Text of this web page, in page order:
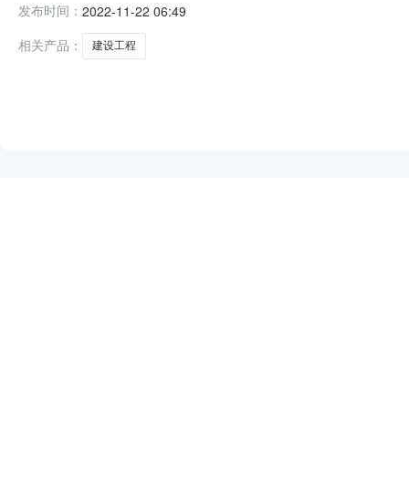
间:MonNov2108:53:29CST2022,投标人名称:泰源工程
发布时间： 2022-11-22 06:49
相关产品：
建设工程